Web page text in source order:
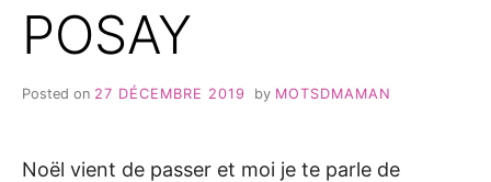
POSAY
Posted on 27 DÉCEMBRE 2019 by MOTSDMAMAN
Noël vient de passer et moi je te parle de